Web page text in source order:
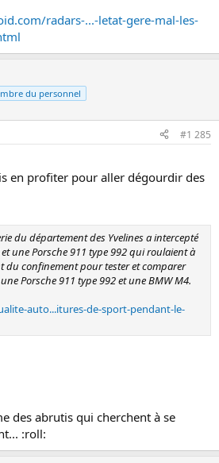
radars-...-letat-gere-mal-les-
du personnel
#1 285
en profiter pour aller dégourdir des
du département des Yvelines a intercepté
une Porsche 911 type 992 qui roulaient à
du confinement pour tester et comparer
Porsche 911 type 992 et une BMW M4.
auto...itures-de-sport-pendant-le-
des abrutis qui cherchent à se
:roll: